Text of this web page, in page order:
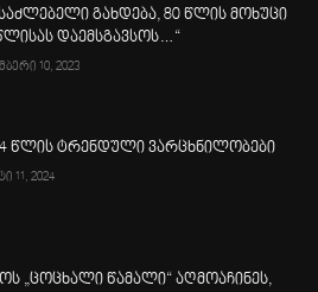
გახდება, 80 წლის მოხუცი
დაემსგავსოს…“
10, 2023
წლის ტრენდული ვარცხნილობები
11, 2024
„ცოცხალი წამალი“ აღმოაჩინეს,